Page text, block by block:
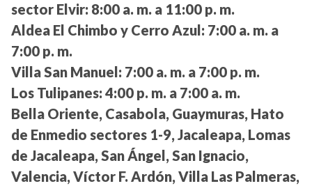
sector Elvir: 8:00 a. m. a 11:00 p. m.
Aldea El Chimbo y Cerro Azul: 7:00 a. m. a
7:00 p. m.
Villa San Manuel: 7:00 a. m. a 7:00 p. m.
Los Tulipanes: 4:00 p. m. a 7:00 a. m.
Bella Oriente, Casabola, Guaymuras, Hato
de Enmedio sectores 1-9, Jacaleapa, Lomas
de Jacaleapa, San Ángel, San Ignacio,
Valencia, Víctor F. Ardón, Villa Las Palmeras,